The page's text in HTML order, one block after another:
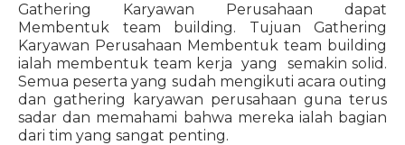
Gathering Karyawan Perusahaan dapat
Membentuk team building. Tujuan Gathering
Karyawan Perusahaan Membentuk team building
ialah membentuk team kerja yang semakin solid.
Semua peserta yang sudah mengikuti acara outing
dan gathering karyawan perusahaan guna terus
sadar dan memahami bahwa mereka ialah bagian
dari tim yang sangat penting.